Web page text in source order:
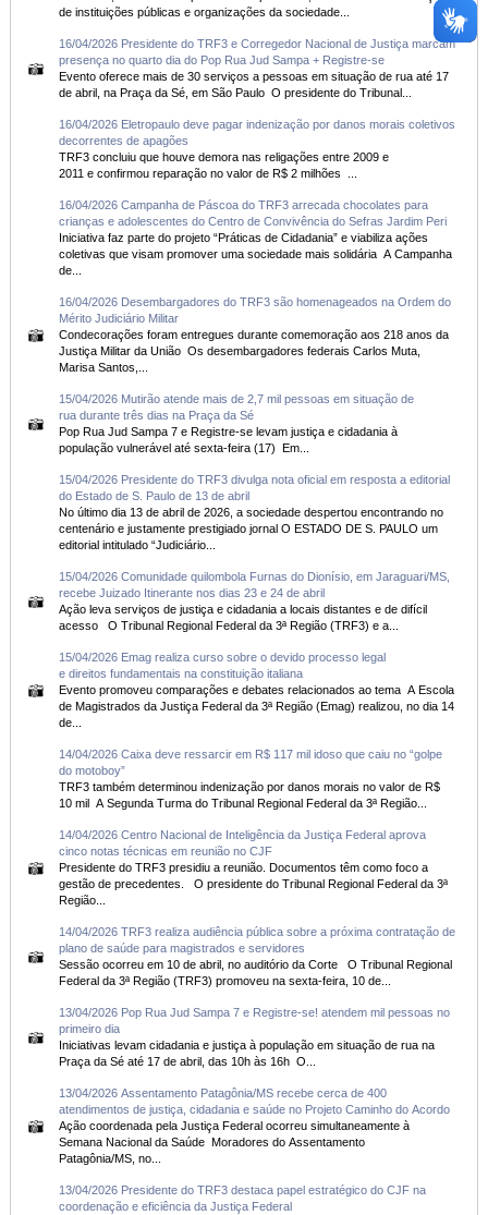
de instituições públicas e organizações da sociedade...
16/04/2026 Presidente do TRF3 e Corregedor Nacional de Justiça marcam
presença no quarto dia do Pop Rua Jud Sampa + Registre-se
Evento oferece mais de 30 serviços a pessoas em situação de rua até 17
de abril, na Praça da Sé, em São Paulo O presidente do Tribunal...
16/04/2026 Eletropaulo deve pagar indenização por danos morais coletivos
decorrentes de apagões
TRF3 concluiu que houve demora nas religações entre 2009 e
16/04/2026 Campanha de Páscoa do TRF3 arrecada chocolates para
crianças e adolescentes do Centro de Convivência do Sefras Jardim Peri
Iniciativa faz parte do projeto “Práticas de Cidadania” e viabiliza ações
coletivas que visam promover uma sociedade mais solidária A Campanha
de...
16/04/2026 Desembargadores do TRF3 são homenageados na Ordem do
Mérito Judiciário Militar
Condecorações foram entregues durante comemoração aos 218 anos da
Justiça Militar da União Os desembargadores federais Carlos Muta,
Marisa Santos,...
15/04/2026 Mutirão atende mais de 2,7 mil pessoas em situação de
rua durante três dias na Praça da Sé
Pop Rua Jud Sampa 7 e Registre-se levam justiça e cidadania à
população vulnerável até sexta-feira (17) Em...
15/04/2026 Presidente do TRF3 divulga nota oficial em resposta a editorial
do Estado de S. Paulo de 13 de abril
No último dia 13 de abril de 2026, a sociedade despertou encontrando no
centenário e justamente prestigiado jornal O ESTADO DE S. PAULO um
editorial intitulado “Judiciário...
15/04/2026 Comunidade quilombola Furnas do Dionísio, em Jaraguari/MS,
recebe Juizado Itinerante nos dias 23 e 24 de abril
Ação leva serviços de justiça e cidadania a locais distantes e de difícil
acesso O Tribunal Regional Federal da 3ª Região (TRF3) e a...
15/04/2026 Emag realiza curso sobre o devido processo legal
e direitos fundamentais na constituição italiana
Evento promoveu comparações e debates relacionados ao tema A Escola
de Magistrados da Justiça Federal da 3ª Região (Emag) realizou, no dia 14
de...
14/04/2026 Caixa deve ressarcir em R$ 117 mil idoso que caiu no “golpe
do motoboy”
TRF3 também determinou indenização por danos morais no valor de R$
10 mil A Segunda Turma do Tribunal Regional Federal da 3ª Região...
14/04/2026 Centro Nacional de Inteligência da Justiça Federal aprova
cinco notas técnicas em reunião no CJF
Presidente do TRF3 presidiu a reunião. Documentos têm como foco a
gestão de precedentes. O presidente do Tribunal Regional Federal da 3ª
Região...
14/04/2026 TRF3 realiza audiência pública sobre a próxima contratação de
plano de saúde para magistrados e servidores
Sessão ocorreu em 10 de abril, no auditório da Corte O Tribunal Regional
Federal da 3ª Região (TRF3) promoveu na sexta-feira, 10 de...
13/04/2026 Pop Rua Jud Sampa 7 e Registre-se! atendem mil pessoas no
primeiro dia
Iniciativas levam cidadania e justiça à população em situação de rua na
Praça da Sé até 17 de abril, das 10h às 16h O...
13/04/2026 Assentamento Patagônia/MS recebe cerca de 400
atendimentos de justiça, cidadania e saúde no Projeto Caminho do Acordo
Ação coordenada pela Justiça Federal ocorreu simultaneamente à
Semana Nacional da Saúde Moradores do Assentamento
Patagônia/MS, no...
13/04/2026 Presidente do TRF3 destaca papel estratégico do CJF na
coordenação e eficiência da Justiça Federal